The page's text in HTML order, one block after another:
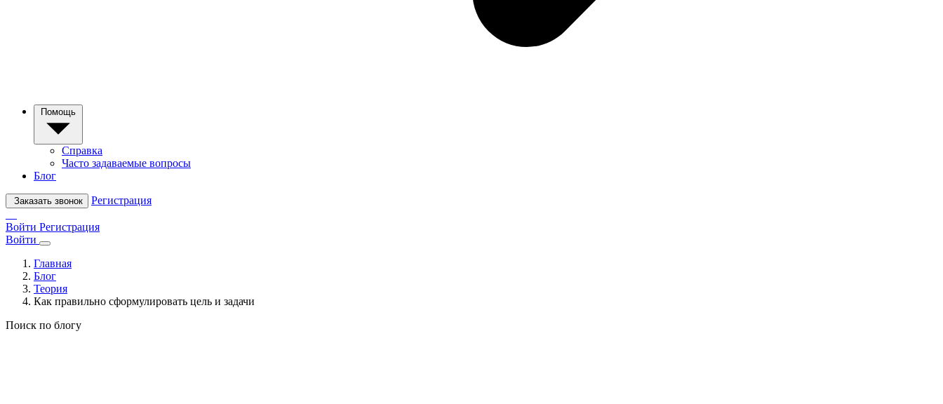
Помощь
Справка
Часто задаваемые вопросы
Блог
Заказать звонок Регистрация
Войти Регистрация
Войти
Главная
Блог
Теория
Как правильно сформулировать цель и задачи
Поиск по блогу